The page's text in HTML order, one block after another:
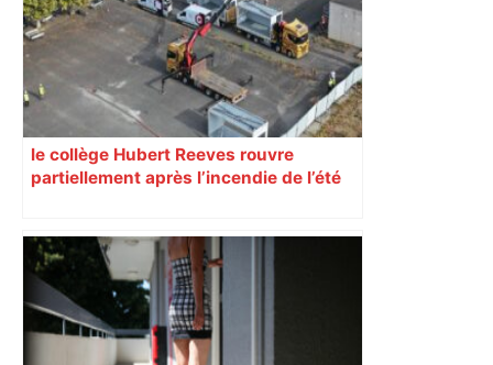
le collège Hubert Reeves rouvre
partiellement après l’incendie de l’été